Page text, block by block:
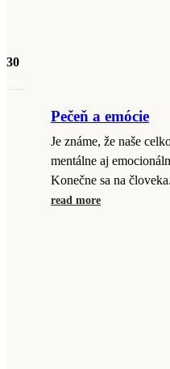
30
Pečeň a emócie
Je známe, že naše
mentálne aj
Konečne sa na
read more